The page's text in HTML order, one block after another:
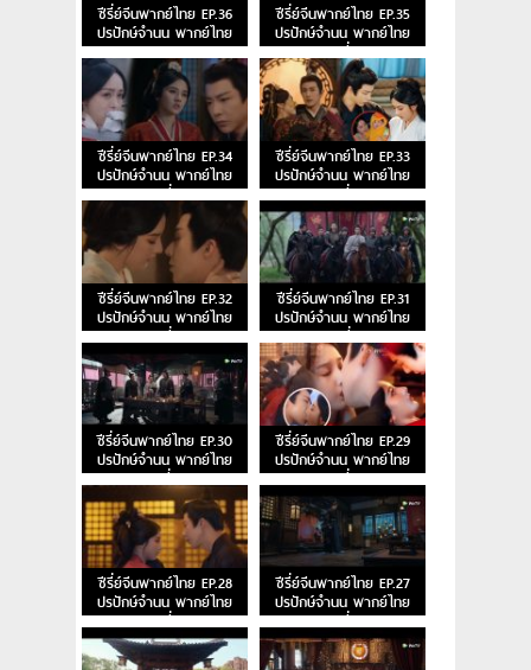
ซีรี่ย์จีนพากย์ไทย EP.36
ปรปักษ์จำนน พากย์ไทย
ตอนจบ
ซีรี่ย์จีนพากย์ไทย EP.35
ปรปักษ์จำนน พากย์ไทย
ตอนที่ 35
ซีรี่ย์จีนพากย์ไทย EP.34
ปรปักษ์จำนน พากย์ไทย
ตอนที่ 34
ซีรี่ย์จีนพากย์ไทย EP.33
ปรปักษ์จำนน พากย์ไทย
ตอนที่ 33
ซีรี่ย์จีนพากย์ไทย EP.32
ปรปักษ์จำนน พากย์ไทย
ตอนที่ 32
ซีรี่ย์จีนพากย์ไทย EP.31
ปรปักษ์จำนน พากย์ไทย
ตอนที่ 31
ซีรี่ย์จีนพากย์ไทย EP.30
ปรปักษ์จำนน พากย์ไทย
ตอนที่ 30
ซีรี่ย์จีนพากย์ไทย EP.29
ปรปักษ์จำนน พากย์ไทย
ตอนที่ 29
ซีรี่ย์จีนพากย์ไทย EP.28
ปรปักษ์จำนน พากย์ไทย
ตอนที่ 28
ซีรี่ย์จีนพากย์ไทย EP.27
ปรปักษ์จำนน พากย์ไทย
ตอนที่ 27